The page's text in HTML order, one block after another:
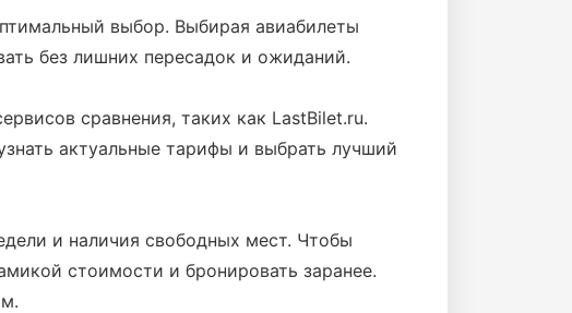
выбор. Выбирая авиабилеты
без лишних пересадок и ожиданий.
сравнения, таких как LastBilet.ru.
актуальные тарифы и выбрать лучший
и наличия свободных мест. Чтобы
стоимости и бронировать заранее.